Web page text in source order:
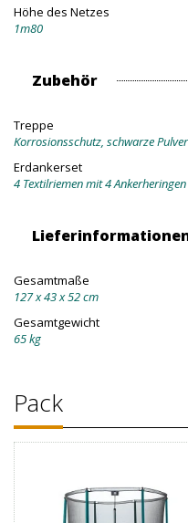
Höhe des Netzes
1m80
Zubehör
Treppe
Korrosionsschutz, schwarze
Erdankerset
4 Textilriemen mit 4
Gesamtmaße
127 x 43 x 52 cm
Gesamtgewicht
65 kg
Pack